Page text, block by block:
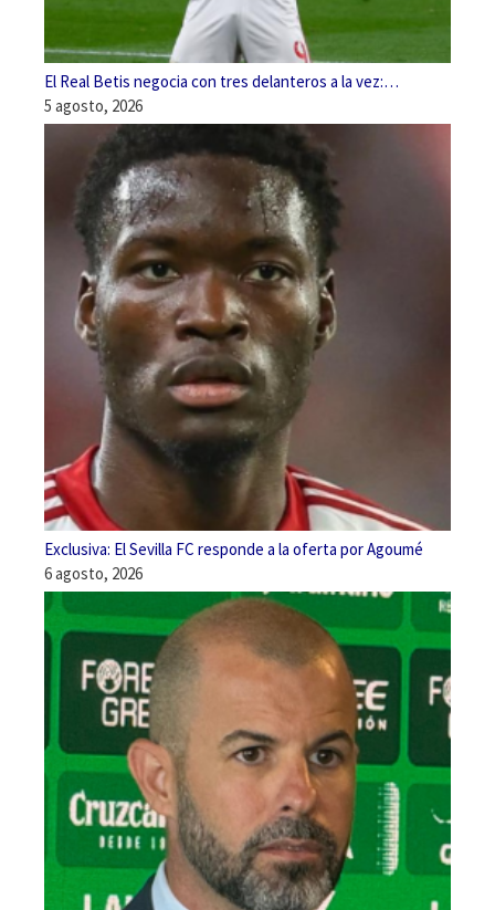
El Real Betis negocia con tres delanteros a la vez:…
5 agosto, 2026
Exclusiva: El Sevilla FC responde a la oferta por Agoumé
6 agosto, 2026